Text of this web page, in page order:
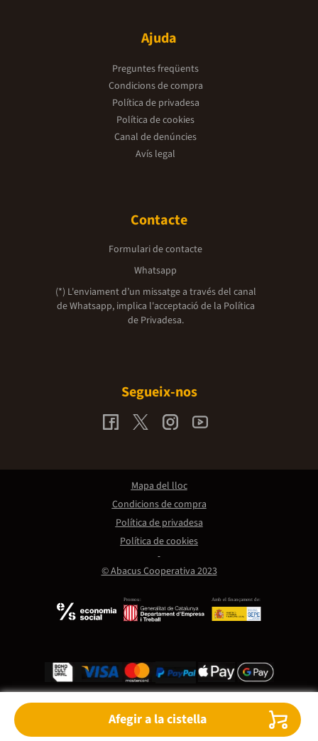
Afegir a la cistella
Ajuda
Preguntes freqüents
Condicions de compra
Política de privadesa
Política de cookies
Canal de denúncies
Avís legal
Contacte
Formulari de contacte
Whatsapp
(*) L'enviament d’un missatge a través del canal
de Whatsapp, implica l'acceptació de la Política
de Privadesa.
Segueix-nos
Promou: Amb el finançament de:
© Abacus Cooperativa 2023
Mapa del lloc
Condicions de compra
Política de privadesa
Política de cookies